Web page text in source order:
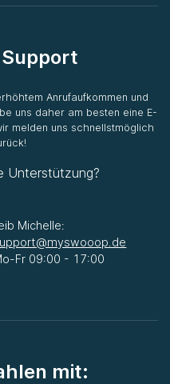
Anrufaufkommen und
uns daher am besten eine E-
melden uns schnellstmöglich
Unterstützung?
Michelle:
Fr 09:00 - 17:00
mit: